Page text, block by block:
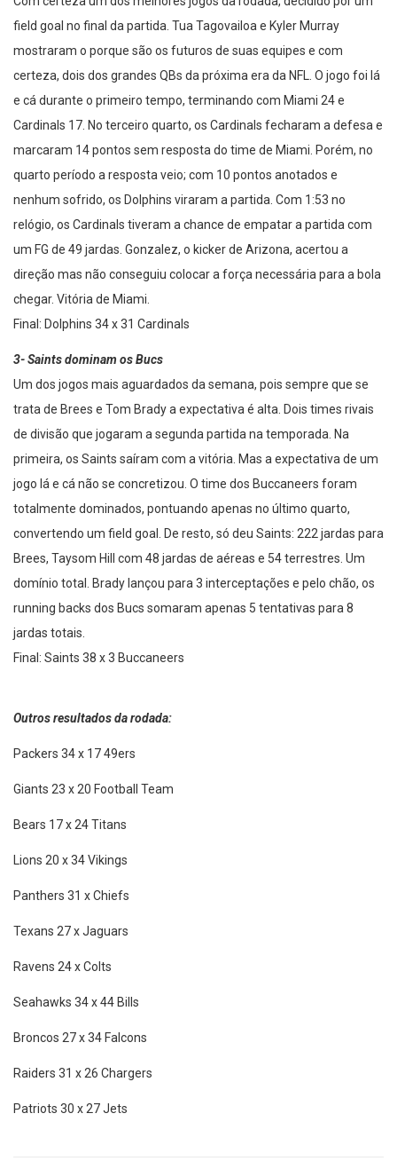
Com certeza um dos melhores jogos da rodada, decidido por um
field goal no final da partida. Tua Tagovailoa e Kyler Murray
mostraram o porque são os futuros de suas equipes e com
certeza, dois dos grandes QBs da próxima era da NFL. O jogo foi lá
e cá durante o primeiro tempo, terminando com Miami 24 e
Cardinals 17. No terceiro quarto, os Cardinals fecharam a defesa e
marcaram 14 pontos sem resposta do time de Miami. Porém, no
quarto período a resposta veio; com 10 pontos anotados e
nenhum sofrido, os Dolphins viraram a partida. Com 1:53 no
relógio, os Cardinals tiveram a chance de empatar a partida com
um FG de 49 jardas. Gonzalez, o kicker de Arizona, acertou a
direção mas não conseguiu colocar a força necessária para a bola
chegar. Vitória de Miami.
Final: Dolphins 34 x 31 Cardinals
3- Saints dominam os Bucs
Um dos jogos mais aguardados da semana, pois sempre que se
trata de Brees e Tom Brady a expectativa é alta. Dois times rivais
de divisão que jogaram a segunda partida na temporada. Na
primeira, os Saints saíram com a vitória. Mas a expectativa de um
jogo lá e cá não se concretizou. O time dos Buccaneers foram
totalmente dominados, pontuando apenas no último quarto,
convertendo um field goal. De resto, só deu Saints: 222 jardas para
Brees, Taysom Hill com 48 jardas de aéreas e 54 terrestres. Um
domínio total. Brady lançou para 3 interceptações e pelo chão, os
running backs dos Bucs somaram apenas 5 tentativas para 8
jardas totais.
Final: Saints 38 x 3 Buccaneers
Outros resultados da rodada:
Packers 34 x 17 49ers
Giants 23 x 20 Football Team
Bears 17 x 24 Titans
Lions 20 x 34 Vikings
Panthers 31 x Chiefs
Texans 27 x Jaguars
Ravens 24 x Colts
Seahawks 34 x 44 Bills
Broncos 27 x 34 Falcons
Raiders 31 x 26 Chargers
Patriots 30 x 27 Jets